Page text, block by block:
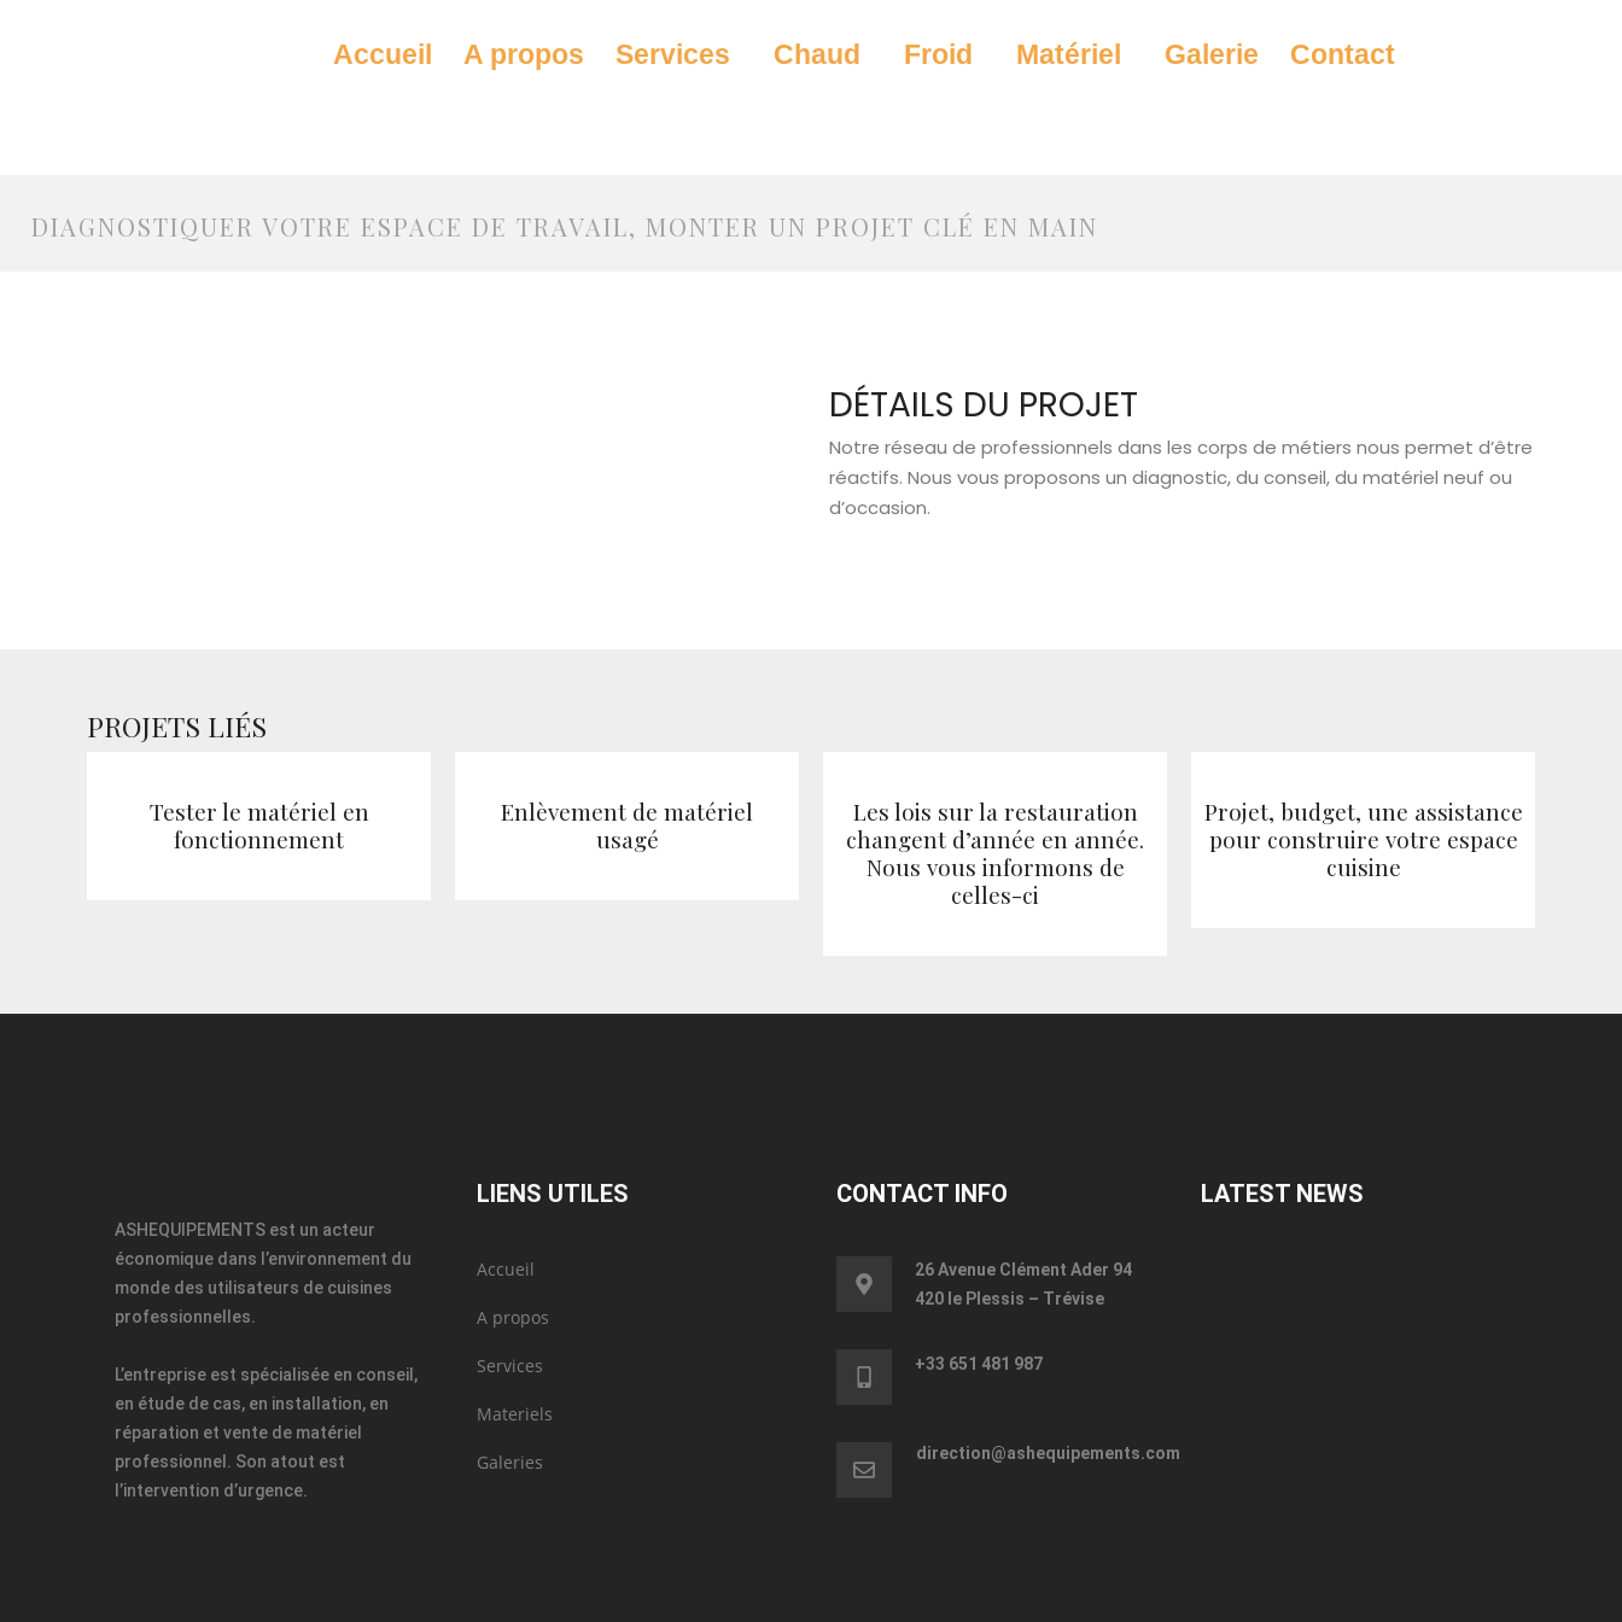
Accueil A propos Services Chaud Froid Matériel Galerie Contact
DIAGNOSTIQUER VOTRE ESPACE DE TRAVAIL, MONTER UN PROJET CLÉ EN MAIN
Notre réseau de professionnels dans les corps de métiers nous permet d’être
réactifs. Nous vous proposons un diagnostic, du conseil, du matériel neuf ou
d’occasion.
Tester le matériel en
fonctionnement
Enlèvement de matériel
usagé
Les lois sur la restauration
changent d’année en année.
Nous vous informons de
celles-ci
Projet, budget, une assistance
pour construire votre espace
cuisine
ASHEQUIPEMENTS est un acteur
économique dans l’environnement du
monde des utilisateurs de cuisines
professionnelles.
L’entreprise est spécialisée en conseil,
en étude de cas, en installation, en
réparation et vente de matériel
professionnel. Son atout est
l’intervention d’urgence.
LIENS UTILES
Accueil
A propos
Services
Materiels
Galeries
CONTACT INFO
26 Avenue Clément Ader 94
420 le Plessis – Trévise
+33 651 481 987
direction@ashequipements.com
LATEST NEWS